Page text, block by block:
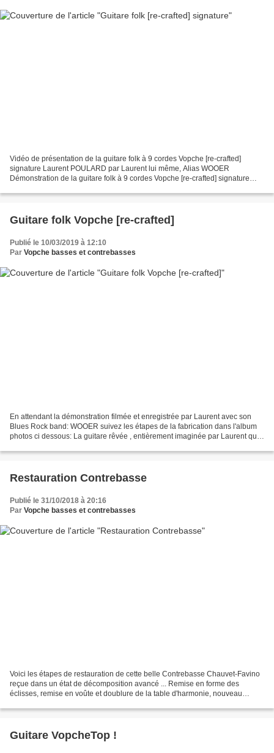
Vidéo de présentation de la guitare folk à 9 cordes Vopche [re-crafted]
signature Laurent POULARD par Laurent lui même, Alias WOOER
Démonstration de la guitare folk à 9 cordes Vopche [re-crafted] signature
Guitare folk Vopche [re-crafted]
Publié le 10/03/2019 à 12:10
Par Vopche basses et contrebasses
En attendant la démonstration filmée et enregistrée par Laurent avec son
Blues Rock band: WOOER suivez les étapes de la fabrication dans l'album
photos ci dessous: La guitare rêvée , entièrement imaginée par Laurent qui,
Restauration Contrebasse
Publié le 31/10/2018 à 20:16
Par Vopche basses et contrebasses
Voici les étapes de restauration de cette belle Contrebasse Chauvet-Favino
reçue dans un état de décomposition avancé ... Remise en forme des
éclisses, remise en voûte et doublure de la table d'harmonie, nouveau
Guitare VopcheTop !